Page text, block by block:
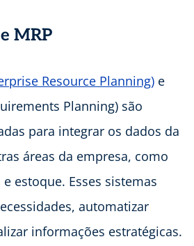
MRP
Resource Planning) e
Planning) são
para integrar os dados da
áreas da empresa, como
estoque. Esses sistemas
automatizar
informações estratégicas.